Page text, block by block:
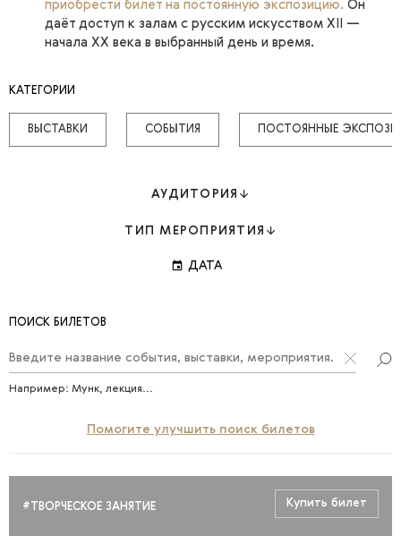
приобрести билет на постоянную экспозицию. Он
даёт доступ к залам с русским искусством XII —
начала XX века в выбранный день и время.
КАТЕГОРИИ
ВЫСТАВКИ СОБЫТИЯ ПОСТОЯННЫЕ
АУДИТОРИЯ
ТИП МЕРОПРИЯТИЯ
event ДАТА
ПОИСК БИЛЕТОВ
Например: Мунк, лекция...
Помогите улучшить поиск билетов
#ТВОРЧЕСКОЕ ЗАНЯТИЕ Купить билет